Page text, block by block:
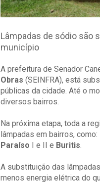
Lâmpadas de sódio são
município
A prefeitura de Senador
Obras (SEINFRA), está
públicas da cidade. Até o
diversos bairros.
Na próxima etapa, toda a
lâmpadas em bairros, como:
Paraíso I e II e Buritis.
A substituição das
menos energia elétrica do